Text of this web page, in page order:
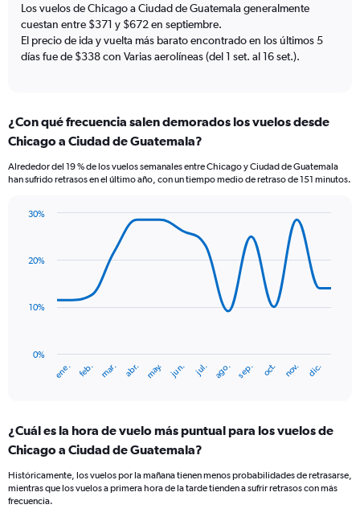
Y
axis
displaying
Number
0
to
3.6.
Los vuelos de Chicago a Ciudad de Guatemala generalmente
cuestan entre $371 y $672 en septiembre.
El precio de ida y vuelta más barato encontrado en los últimos 5
días fue de $338 con Varias aerolíneas (del 1 set. al 16 set.).
¿Con qué frecuencia salen demorados los vuelos desde
Chicago a Ciudad de Guatemala?
Alrededor del 19 % de los vuelos semanales entre Chicago y Ciudad de Guatemala
han sufrido retrasos en el último año, con un tiempo medio de retraso de 151 minutos.
with
14
has
categories.
Range:
categories.
The
chart
ene. feb. mar. abr. may. jun. jul. ago. sep. oct. nov. dic.
0%
10%
20%
30%
¿Cuál es la hora de vuelo más puntual para los vuelos de
Chicago a Ciudad de Guatemala?
Históricamente, los vuelos por la mañana tienen menos probabilidades de retrasarse,
mientras que los vuelos a primera hora de la tarde tienden a sufrir retrasos con más
frecuencia.